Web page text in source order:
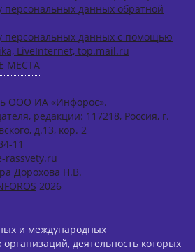
персональных данных обратной
персональных данных с помощью
LiveInternet, top.mail.ru
МЕСТА
ООО ИА «Инфорос».
редакции: 117218, Россия, г.
д.13, кор. 2
11
rassvety.ru
Дорохова Н.В.
2026
и международных
деятельность которых